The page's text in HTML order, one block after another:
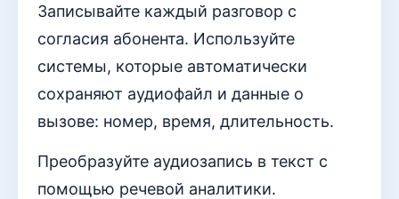
Записывайте каждый разговор с
согласия абонента. Используйте
системы, которые автоматически
сохраняют аудиофайл и данные о
вызове: номер, время, длительность.
Преобразуйте аудиозапись в текст с
помощью речевой аналитики.